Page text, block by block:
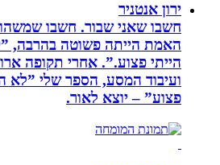
ירון אנטניר
חשבו שאני שבור. חשבו שמשהו בי
האמת הייתה פשוטה בהרבה, ”לא
הייתי פצוע.”. אחרי תקופה ארוכה
ועיבוד המסע, הספר שלי ”לא הייתי
פצוע” – יוצא לאור.